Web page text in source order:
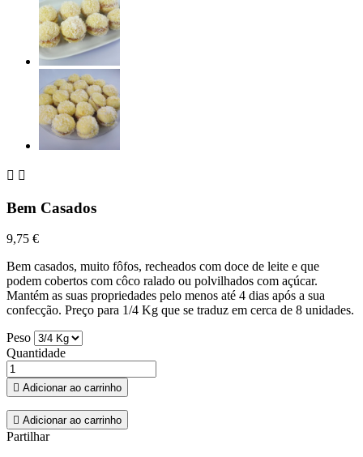
 
Bem Casados
9,75 €
Bem casados, muito fôfos, recheados com doce de leite e que
podem cobertos com côco ralado ou polvilhados com açúcar.
Mantém as suas propriedades pelo menos até 4 dias após a sua
confecção. Preço para 1/4 Kg que se traduz em cerca de 8 unidades.
Peso
Quantidade
 Adicionar ao carrinho
 Adicionar ao carrinho
Partilhar